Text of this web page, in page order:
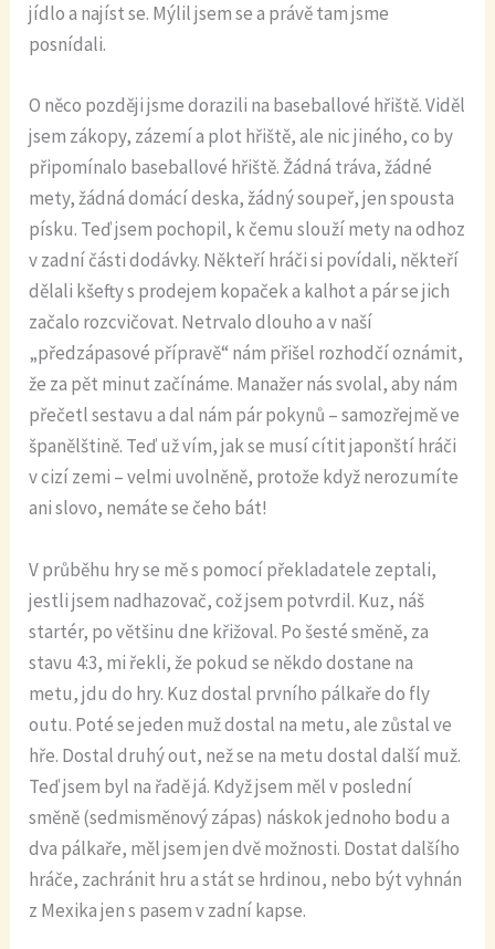
jídlo a najíst se. Mýlil jsem se a právě tam jsme
posnídali.
O něco později jsme dorazili na baseballové hřiště. Viděl
jsem zákopy, zázemí a plot hřiště, ale nic jiného, co by
připomínalo baseballové hřiště. Žádná tráva, žádné
mety, žádná domácí deska, žádný soupeř, jen spousta
písku. Teď jsem pochopil, k čemu slouží mety na odhoz
v zadní části dodávky. Někteří hráči si povídali, někteří
dělali kšefty s prodejem kopaček a kalhot a pár se jich
začalo rozcvičovat. Netrvalo dlouho a v naší
„předzápasové přípravě“ nám přišel rozhodčí oznámit,
že za pět minut začínáme. Manažer nás svolal, aby nám
přečetl sestavu a dal nám pár pokynů – samozřejmě ve
španělštině. Teď už vím, jak se musí cítit japonští hráči
v cizí zemi – velmi uvolněně, protože když nerozumíte
ani slovo, nemáte se čeho bát!
V průběhu hry se mě s pomocí překladatele zeptali,
jestli jsem nadhazovač, což jsem potvrdil. Kuz, náš
startér, po většinu dne křižoval. Po šesté směně, za
stavu 4:3, mi řekli, že pokud se někdo dostane na
metu, jdu do hry. Kuz dostal prvního pálkaře do fly
outu. Poté se jeden muž dostal na metu, ale zůstal ve
hře. Dostal druhý out, než se na metu dostal další muž.
Teď jsem byl na řadě já. Když jsem měl v poslední
směně (sedmisměnový zápas) náskok jednoho bodu a
dva pálkaře, měl jsem jen dvě možnosti. Dostat dalšího
hráče, zachránit hru a stát se hrdinou, nebo být vyhnán
z Mexika jen s pasem v zadní kapse.